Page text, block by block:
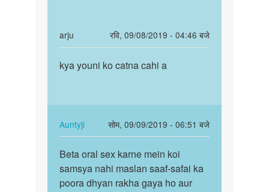
arju
रवि, 09/08/2019 - 04:46 बजे
reply
to
को
चाटना
चाहिये
by
P.K.
kya
catna
cahi
a
kya youni ko catna cahi a
Auntyji
सोम, 09/09/2019 - 06:51 बजे
In
reply
to
kya
youni
Beta
oral
sex
Beta oral sex karne mein koi
samsya nahi maslan saaf-safai ka
poora dhyan rakha gaya ho aur